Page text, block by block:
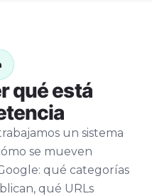
qué está
un sistema
se mueven
qué categorías
qué URLs